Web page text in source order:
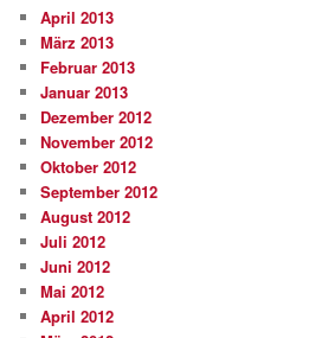
April 2013
März 2013
Februar 2013
Januar 2013
Dezember 2012
November 2012
Oktober 2012
September 2012
August 2012
Juli 2012
Juni 2012
Mai 2012
April 2012